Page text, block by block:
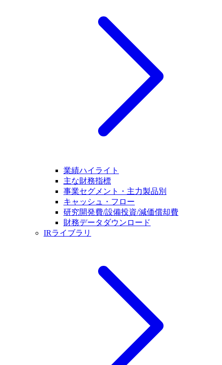
業績ハイライト
主な財務指標
事業セグメント・主力製品別
キャッシュ・フロー
研究開発費/設備投資/減価償却費
財務データダウンロード
IRライブラリ